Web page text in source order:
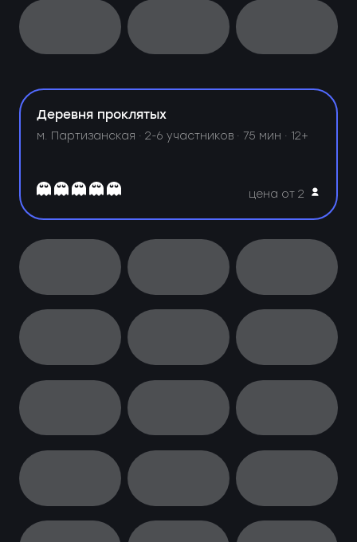
Деревня проклятых
м. Партизанская ·2-6 участников · 75 мин · 12+
цена от 2